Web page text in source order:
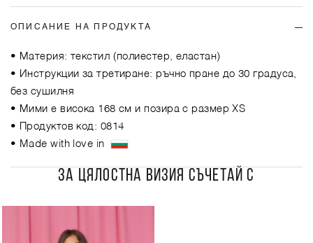
ОПИСАНИЕ НА ПРОДУКТА
• Материя: текстил (полиестер, еластан)
• Инструкции за третиране: ръчно пране до 30 градуса,
без сушилня
• Мими е висока 168 см и позира с размер XS
• Продуктов код: 0814
• Made with love in
ЗА ЦЯЛОСТНА ВИЗИЯ СЪЧЕТАЙ С